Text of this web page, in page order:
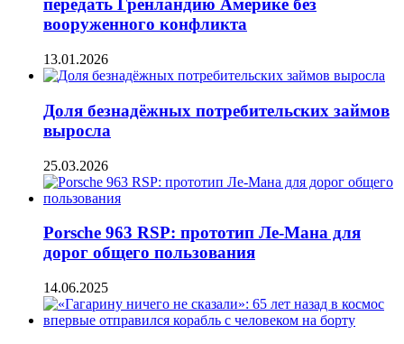
передать Гренландию Америке без
вооруженного конфликта
13.01.2026
Доля безнадёжных потребительских займов
выросла
25.03.2026
Porsche 963 RSP: прототип Ле-Мана для
дорог общего пользования
14.06.2025